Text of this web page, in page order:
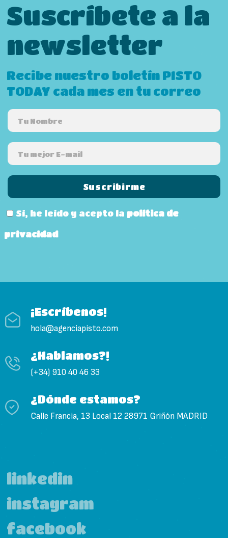
Suscríbete a la
newsletter
Recibe nuestro boletín PISTO
TODAY cada mes en tu correo
Sí, he leído y acepto la política de
privacidad
¡Escríbenos!
hola@agenciapisto.com
¿Hablamos?!
(+34) 910 40 46 33
¿Dónde estamos?
Calle Francia, 13 Local 12 28971 Griñón MADRID
linkedin
instagram
facebook